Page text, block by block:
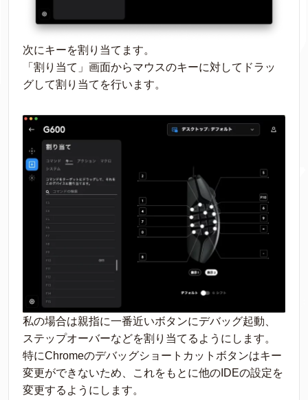
次にキーを割り当てます。
「割り当て」画面からマウスのキーに対してドラッ
グして割り当てを行います。
私の場合は親指に一番近いボタンにデバッグ起動、
ステップオーバーなどを割り当てるようにします。
特にChromeのデバッグショートカットボタンはキー
変更ができないため、これをもとに他のIDEの設定を
変更するようにします。